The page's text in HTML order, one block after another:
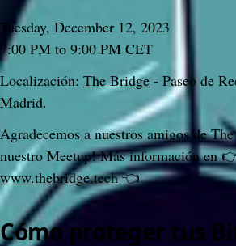
Tuesday, December 12, 2023
7:00 PM to 9:00 PM CET
Localización: The Bridge - Paseo de
Madrid.
Agradecemos a nuestros amigos de
nuestro Meetup! Más información en
www.thebridge.tech 👈
Cómo proteger tus